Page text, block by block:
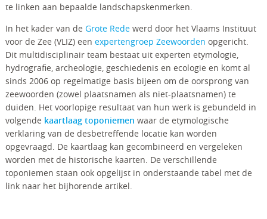
te linken aan bepaalde landschapskenmerken.
In het kader van de Grote Redewerd door het Vlaams Instituut
voor de Zee (VLIZ) een expertengroep Zeewoorden opgericht.
Dit multidisciplinair team bestaat uit experten etymologie,
hydrografie, archeologie, geschiedenis en ecologie en komt al
sinds 2006 op regelmatige basis bijeen om de oorsprong van
zeewoorden (zowel plaatsnamen als niet-plaatsnamen) te
duiden. Het voorlopige resultaat van hun werk is gebundeld in
volgende kaartlaag toponiemen waar de etymologische
verklaring van de desbetreffende locatie kan worden
opgevraagd. De kaartlaag kan gecombineerd en vergeleken
worden met de historische kaarten. De verschillende
toponiemen staan ook opgelijst in onderstaande tabel met de
link naar het bijhorende artikel.